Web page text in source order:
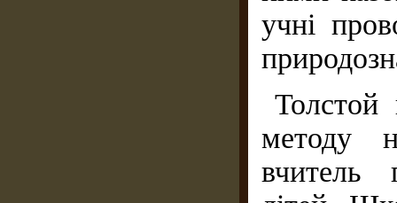
учні
Толстой
методу
вчитель